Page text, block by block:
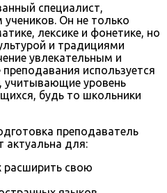
специалист,
Он не только
лексике и фонетике, но
и традициями
увлекательным и
используется
учитывающие уровень
будь то школьники
преподаватель
актуальна для:
свою